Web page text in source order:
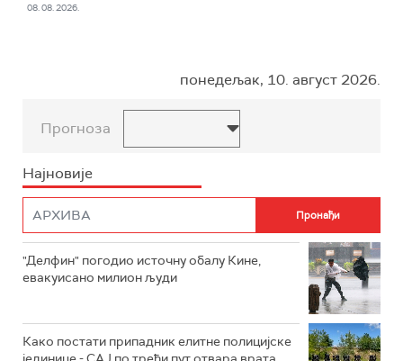
08. 08. 2026.
понедељак, 10. август 2026.
Прогноза
Најновије
"Делфин" погодио источну обалу Кине,
евакуисано милион људи
Како постати припадник елитне полицијске